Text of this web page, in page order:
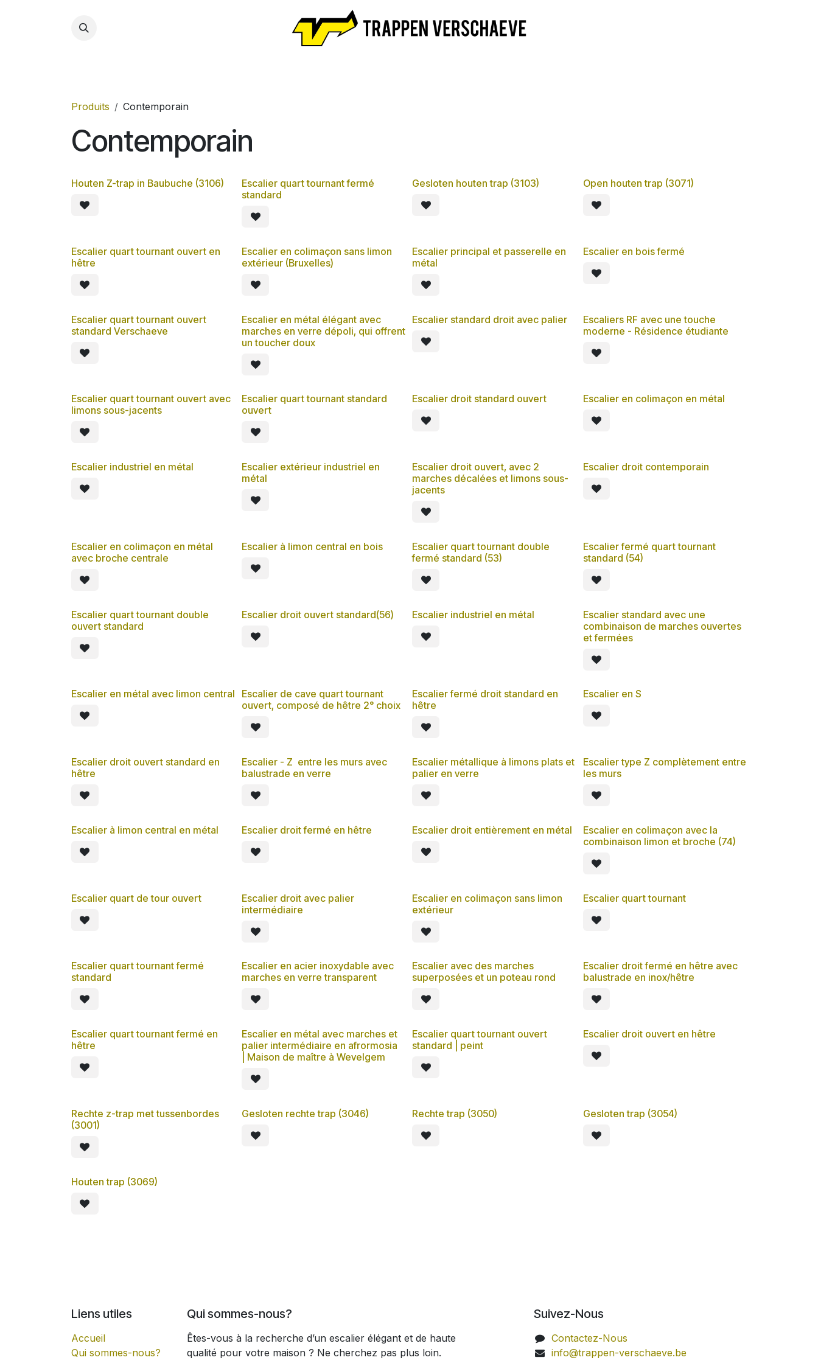
Produits Contemporain
Contemporain
Houten Z-trap in Baubuche (3106)
Escalier quart tournant fermé
standard
Gesloten houten trap (3103) Open houten trap (3071)
Escalier quart tournant ouvert en
hêtre
Escalier en colimaçon sans limon
extérieur (Bruxelles)
Escalier principal et passerelle en
métal
Escalier en bois fermé
Escalier quart tournant ouvert
standard Verschaeve
Escalier en métal élégant avec
marches en verre dépoli, qui offrent
un toucher doux
Escalier standard droit avec palier
Escaliers RF avec une touche
moderne - Résidence étudiante
Escalier quart tournant ouvert avec
limons sous-jacents
Escalier quart tournant standard
ouvert
Escalier droit standard ouvert Escalier en colimaçon en métal
Escalier industriel en métal
Escalier extérieur industriel en
métal
Escalier droit ouvert, avec 2
marches décalées et limons sous-
jacents
Escalier droit contemporain
Escalier en colimaçon en métal
avec broche centrale
Escalier à limon central en bois
Escalier quart tournant double
fermé standard (53)
Escalier fermé quart tournant
standard (54)
Escalier quart tournant double
ouvert standard
Escalier droit ouvert standard(56) Escalier industriel en métal
Escalier standard avec une
combinaison de marches ouvertes
et fermées
Escalier en métal avec limon central
Escalier de cave quart tournant
ouvert, composé de hêtre 2° choix
Escalier fermé droit standard en
hêtre
Escalier en S
Escalier droit ouvert standard en
hêtre
Escalier - Z entre les murs avec
balustrade en verre
Escalier métallique à limons plats et
palier en verre
Escalier type Z complètement entre
les murs
Escalier à limon central en métal Escalier droit fermé en hêtre Escalier droit entièrement en métal
Escalier en colimaçon avec la
combinaison limon et broche (74)
Escalier quart de tour ouvert
Escalier droit avec palier
intermédiaire
Escalier en colimaçon sans limon
extérieur
Escalier quart tournant
Escalier quart tournant fermé
standard
Escalier en acier inoxydable avec
marches en verre transparent
Escalier avec des marches
superposées et un poteau rond
Escalier droit fermé en hêtre avec
balustrade en inox/hêtre
Escalier quart tournant fermé en
hêtre
Escalier en métal avec marches et
palier intermédiaire en afrormosia
| Maison de maître à Wevelgem
Escalier quart tournant ouvert
standard | peint
Escalier droit ouvert en hêtre
Rechte z-trap met tussenbordes
(3001)
Gesloten rechte trap (3046) Rechte trap (3050) Gesloten trap (3054)
Houten trap (3069)
Liens utiles
Accueil
Qui sommes-nous?
Qui sommes-nous?
Êtes-vous à la recherche d’un escalier élégant et de haute
qualité pour votre maison ? Ne cherchez pas plus loin.
Suivez-Nous
Contactez-Nous
info@trappen-verschaeve.be